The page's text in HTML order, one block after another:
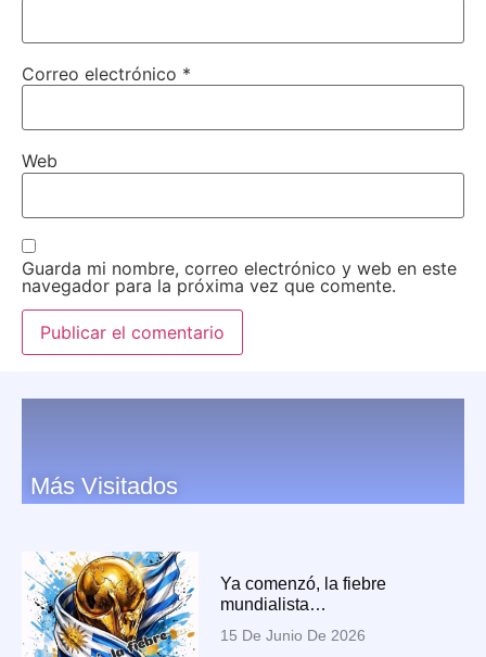
Correo electrónico *
Web
Guarda mi nombre, correo electrónico y web en este
navegador para la próxima vez que comente.
Más Visitados
Ya comenzó, la fiebre
mundialista…
15 De Junio De 2026